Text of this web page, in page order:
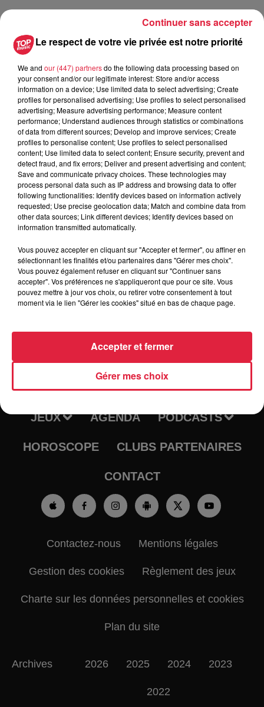
7 février 2020 à 0h00
au7 février 2020 à 0h00
Lieu CSI - SELESTAT (67)
Organisateur https://www.sa-hb.com/pros/
Tarif Gratuit
TRAQUEURS D'EMPLOI CASTING
JEUX AGENDA PODCASTS
HOROSCOPE CLUBS PARTENAIRES
CONTACT
Contactez-nous Mentions légales
Gestion des cookies Règlement des jeux
Charte sur les données personnelles et cookies
Plan du site
Archives 2026 2025 2024 2023
2022
Le respect de votre vie privée est notre priorité
We and our (447) partnersdo the following data processing based on
your consent and/or our legitimate interest: Store and/or access
information on a device; Use limited data to select advertising; Create
profiles for personalised advertising; Use profiles to select personalised
advertising; Measure advertising performance; Measure content
performance; Understand audiences through statistics or combinations
of data from different sources; Develop and improve services; Create
profiles to personalise content; Use profiles to select personalised
content; Use limited data to select content; Ensure security, prevent and
detect fraud, and fix errors; Deliver and present advertising and content;
Save and communicate privacy choices. These technologies may
process personal data such as IP address and browsing data to offer
following functionalities: Identify devices based on information actively
requested; Use precise geolocation data; Match and combine data from
other data sources; Link different devices; Identify devices based on
information transmitted automatically.
Vous pouvez accepter en cliquant sur "Accepter et fermer", ou affiner en
sélectionnant les finalités et/ou partenaires dans "Gérer mes choix".
Vous pouvez également refuser en cliquant sur "Continuer sans
accepter". Vos préférences ne s'appliqueront que pour ce site. Vous
pouvez mettre à jour vos choix, ou retirer votre consentement à tout
moment via le lien "Gérer les cookies" situé en bas de chaque page.
Gérer mes choix
Accepter et fermer
Continuer sans accepter